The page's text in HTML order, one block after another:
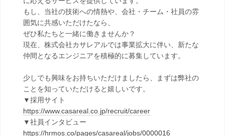
もし、当社の技術への情熱や、会社・チーム・社員の雰
囲気に共感いただけたなら、
ぜひ私たちと一緒に働きませんか？
現在、株式会社カサレアルでは事業拡大に伴い、新たな
仲間となるエンジニアを積極的に募集しています。
少しでも興味をお持ちいただけましたら、まずは弊社の
ことを知っていただけると嬉しいです。
▼採用サイト
https://www.casareal.co.jp/recruit/career
▼社員インタビュー
https://hrmos.co/pages/casareal/jobs/0000016